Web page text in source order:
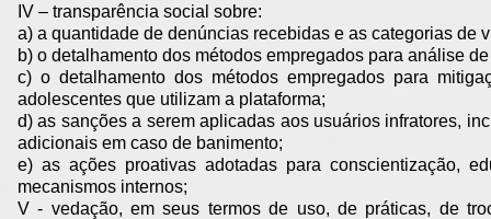
IV – transparência social sobre:
a) a quantidade de denúncias recebidas e as categorias de
b) o detalhamento dos métodos empregados para análise
c) o detalhamento dos métodos empregados para
adolescentes que utilizam a plataforma;
d) as sanções a serem aplicadas aos usuários infratores,
adicionais em caso de banimento;
e) as ações proativas adotadas para conscientização,
mecanismos internos;
V - vedação, em seus termos de uso, de práticas, de